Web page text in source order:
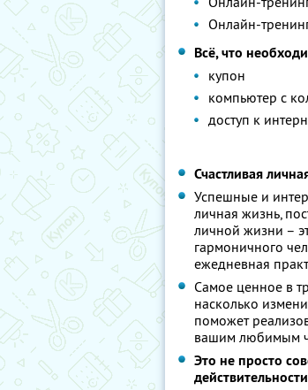
Онлайн-
Всё, что
купон
компьютер с
доступ к
Счастливая
Успешные и
личная жизнь,
личной жизни –
гармоничного
ежедневная
Самое ценное в
насколько
поможет
вашим любимым
Это не просто